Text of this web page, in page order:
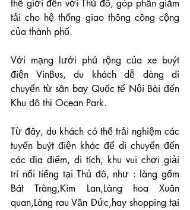
thế giới đến với Thủ đô, góp phần giảm
tải cho hệ thống giao thông công cộng
của thành phố.
Với mạng lưới phủ rộng của xe buýt
điện VinBus, du khách dễ dàng di
chuyển từ sân bay Quốc tế Nội Bài đến
Khu đô thị Ocean Park.
Từ đây, du khách có thể trải nghiệm các
tuyến buýt điện khác để di chuyển đến
các địa điểm, di tích, khu vui chơi giải
trí nổi tiếng tại Thủ đô, như : làng gốm
Bát Tràng,Kim Lan,Làng hoa Xuân
quan,Làng rau Văn Đức,hay shopping tại